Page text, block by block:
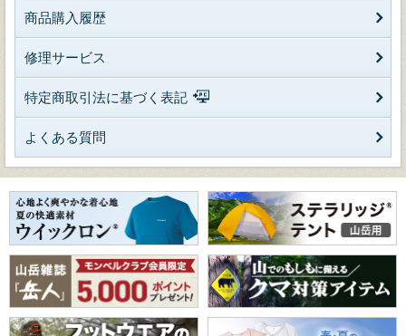
商品購入履歴
修理サービス
特定商取引法に基づく表記
よくある質問